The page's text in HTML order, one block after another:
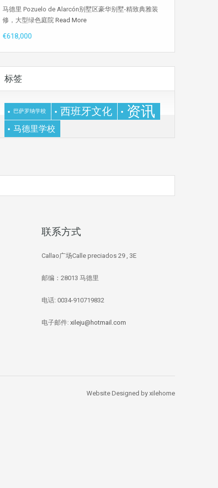
马德里 Pozuelo de Alarcón别墅区豪华别墅-精致典雅装
修，大型绿色庭院 Read More
€618,000
标签
巴萨罗纳学校 西班牙文化 资讯
马德里学校
华媒：西班牙投资移
总量居榜首
【独家新闻/投资资
房价刷新记录：跌幅
联系方式
Callao广场Calle preciados 29 , 3E
邮编：28013 马德里
电话: 0034-910719832
电子邮件: xileju@hotmail.com
Website Designed by xilehome